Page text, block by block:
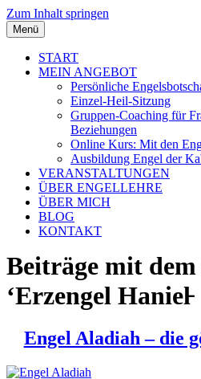
Zum Inhalt springen
Menü
START
MEIN ANGEBOT
Persönliche
Einzel-Heil-Sitzung
Gruppen-Coaching für
Beziehungen
Online Kurs: Mit den
Ausbildung Engel der
VERANSTALTUNGEN
ÜBER ENGELLEHRE
ÜBER MICH
BLOG
KONTAKT
Beiträge mit
‘Erzengel Haniel̵
Engel Aladiah – die